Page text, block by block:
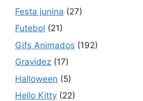
Festa junina (27)
Futebol (21)
Gifs Animados (192)
Gravidez (17)
Halloween (5)
Hello Kitty (22)